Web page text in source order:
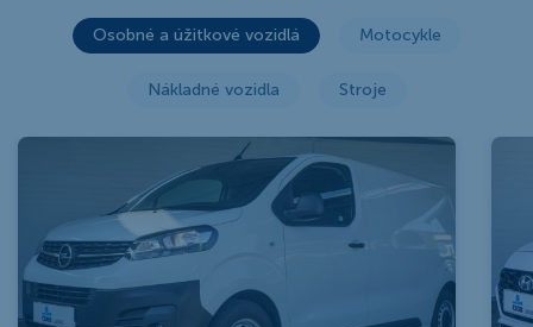
Osobné a úžitkové vozidlá Motocykle
Nákladné vozidla Stroje